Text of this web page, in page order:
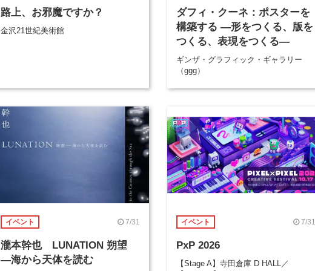
路上、お邪魔ですか？
金沢21世紀美術館
ダフィ・クーネ：ポスターを
構築する ―形をつくる、版を
つくる、表現をつくる―
ギンザ・グラフィック・ギャラリー
（ggg）
イベント 7/31
瀧本幹也 LUNATION 朔望
―海から天体を読む
イベント 7/31
PxP 2026
【Stage A】寺田倉庫 D HALL／